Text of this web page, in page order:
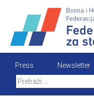
content
Press Newsletter